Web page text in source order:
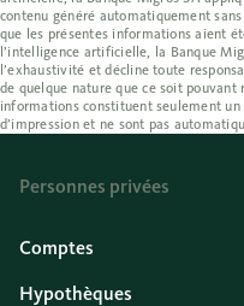
contenu généré automatiquement
que les présentes informations aient
l’intelligence artificielle, la Banque
l’exhaustivité et décline toute
de quelque nature que ce soit
informations constituent seulement
d’impression et ne sont pas
Personnes privées
Comptes
Hypothèques